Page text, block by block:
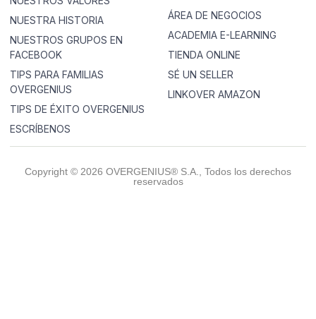
NUESTRA HISTORIA
NUESTROS GRUPOS EN
FACEBOOK
TIPS PARA FAMILIAS
OVERGENIUS
TIPS DE ÉXITO OVERGENIUS
ESCRÍBENOS
ÁREA DE NEGOCIOS
ACADEMIA E-LEARNING
TIENDA ONLINE
SÉ UN SELLER
LINKOVER AMAZON
Copyright © 2026 OVERGENIUS® S.A., Todos los derechos
reservados